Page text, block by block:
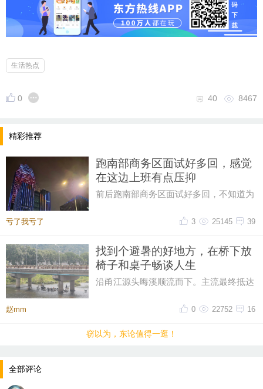
生活热点
0 8467
40
精彩推荐
跑南部商务区面试好多回，感觉
在这边上班有点压抑
前后跑南部商务区面试好多回，不知道为
片密集写字楼自带压抑感，上下
亏了我亏了 39
25145
3
找到个避暑的好地方，在桥下放
椅子和桌子畅谈人生
沿甬江源头晦溪顺流而下。主流最终抵达
家水利风景区。由于“晦溪
赵mm 16
22752
0
窃以为，东论值得一逛！
全部评论